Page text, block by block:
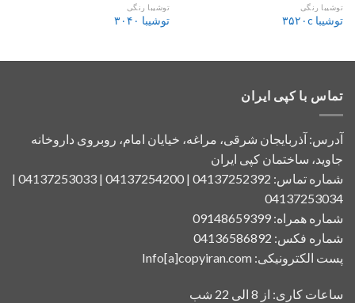
توشیبا رنگی
توشیبا ۳۵۲۰c
توشیبا رنگی
توشیبا ۳۰۴۰
تماس با کپی ایران
آدرس: آذربایجان شرقی، مراغه، خیایان امام، روبروی داروخانه
جاوید، ساختمان کپی ایران
شماره تماس: 04137252392 | 04137254200 | 04137253033 |
04137253034
شماره همراه: 09148659399
شماره فکس: 04136586892
پست الکترونیکی: Info[a]copyiran.com
ساعات کاری: از 8 الی 22 شب